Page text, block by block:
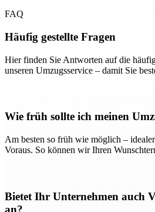
FAQ
Häufig gestellte Fragen
Hier finden Sie Antworten auf die
unseren Umzugsservice – damit Sie
Wie früh sollte ich meinen
Am besten so früh wie möglich –
Voraus. So können wir Ihren
Bietet Ihr Unternehmen auch
an?